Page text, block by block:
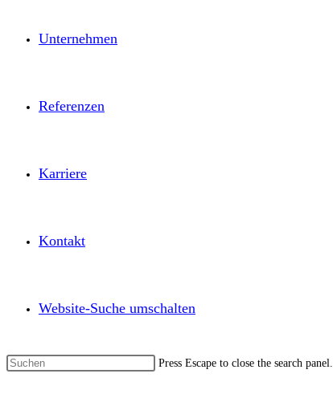
Unternehmen
Referenzen
Karriere
Kontakt
Website-Suche umschalten
Press Escape to close the search panel.